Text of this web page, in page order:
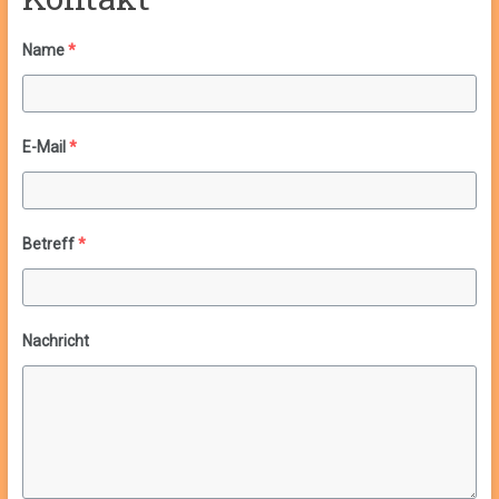
Name *
E-Mail *
Betreff *
Nachricht